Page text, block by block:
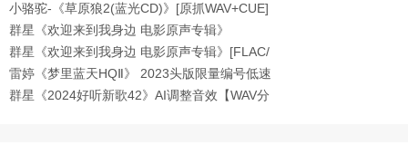
小骆驼-《草原狼2(蓝光CD)》[原抓WAV+CUE]
群星《欢迎来到我身边 电影原声专辑》
[320K/MP3
群星《欢迎来到我身边 电影原声专辑》[FLAC/
分轨
雷婷《梦里蓝天HQⅡ》 2023头版限量编号低速
原抓
群星《2024好听新歌42》AI调整音效【WAV分